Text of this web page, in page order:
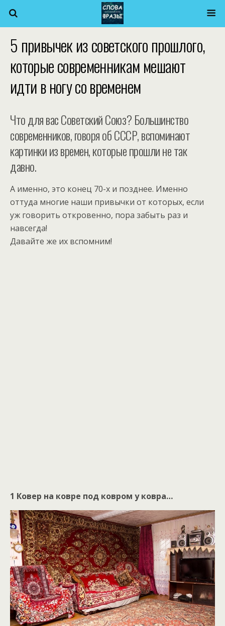
5 привычек из советского прошлого,
которые современникам мешают
идти в ногу со временем
Что для вас Советский Союз? Большинство
современников, говоря об СССР, вспоминают
картинки из времен, которые прошли не так
давно.
А именно, это конец 70-х и позднее. Именно
оттуда многие наши привычки от которых, если
уж говорить откровенно, пора забыть раз и
навсегда!
Давайте же их вспомним!
1 Ковер на ковре под ковром у ковра…